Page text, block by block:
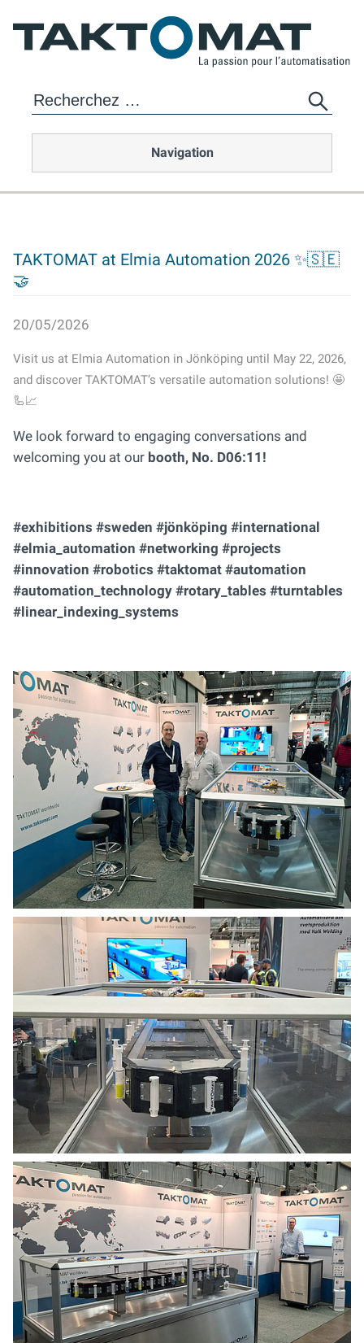
Navigation
TAKTOMAT at Elmia Automation 2026 ✨🇸🇪
🤝
20/05/2026
Visit us at Elmia Automation in Jönköping until May 22, 2026,
and discover TAKTOMAT’s versatile automation solutions! 🤩
🦾📈
We look forward to engaging conversations and
welcoming you at our booth, No. D06:11!
#exhibitions #sweden #jönköping #international
#elmia_automation #networking #projects
#innovation #robotics #taktomat #automation
#automation_technology #rotary_tables #turntables
#linear_indexing_systems